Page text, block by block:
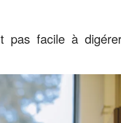
pas facile à